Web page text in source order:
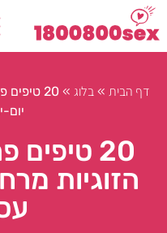
דף הבית » בלוג »
20
יום-
20
הזוגיות